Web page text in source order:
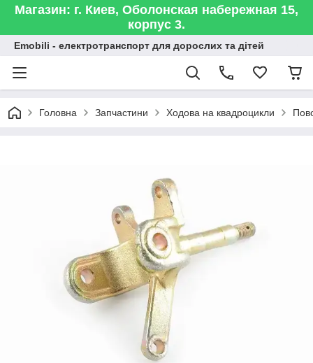
Магазин: г. Киев, Оболонская набережная 15,
корпус 3.
Emobili - електротранспорт для дорослих та дітей
Головна Запчастини Ходова на квадроцикли